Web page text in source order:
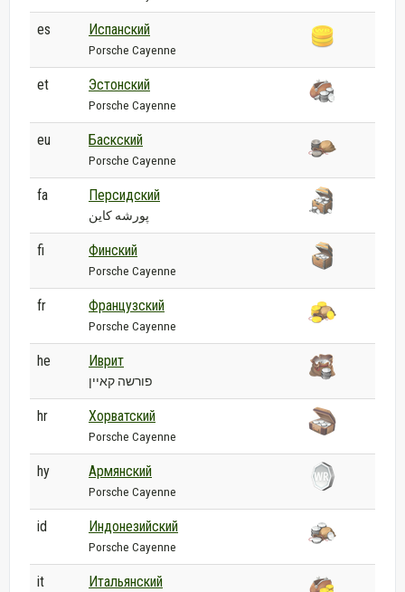
es Испанский
Porsche Cayenne
et Эстонский
Porsche Cayenne
eu Баскский
Porsche Cayenne
fa Персидский
پورشه کاین
fi Финский
Porsche Cayenne
fr Французский
Porsche Cayenne
he Иврит
פורשה קאיין
hr Хорватский
Porsche Cayenne
hy Армянский
Porsche Cayenne
id Индонезийский
Porsche Cayenne
it Итальянский